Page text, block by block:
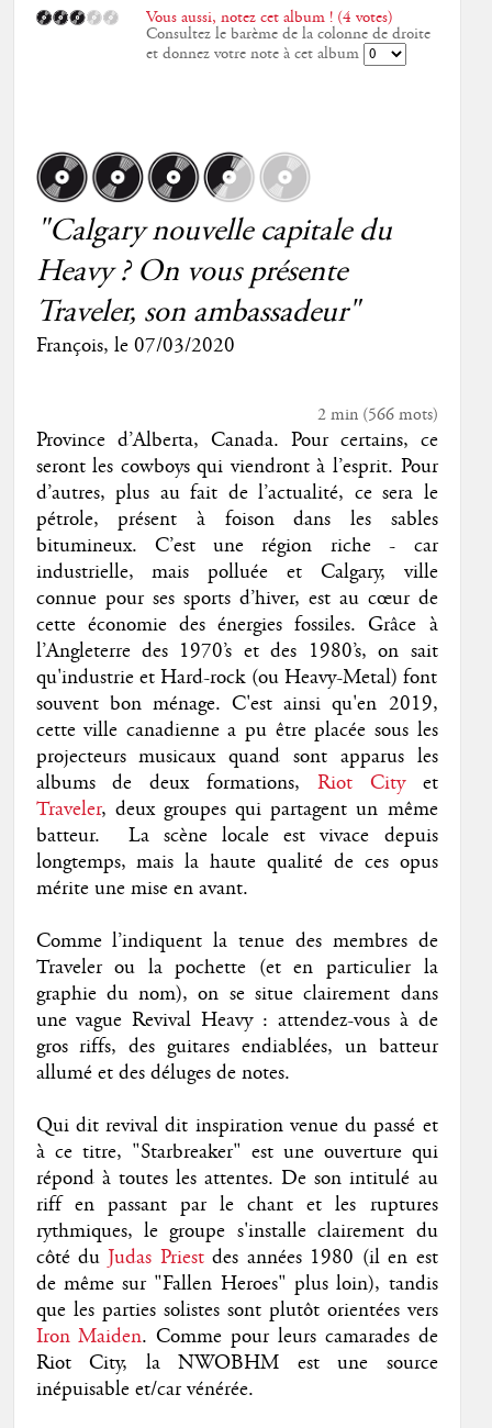
Vous aussi, notez cet album ! (4 votes)
Consultez le barème de la colonne de droite
et donnez votre note à cet album
"Calgary nouvelle capitale du
Heavy ? On vous présente
Traveler, son ambassadeur"
François, le 07/03/2020
2 min(566mots)
Province d’Alberta, Canada. Pour certains, ce
seront les cowboys qui viendront à l’esprit. Pour
d’autres, plus au fait de l’actualité, ce sera le
pétrole, présent à foison dans les sables
bitumineux. C’est une région riche - car
industrielle, mais polluée et Calgary, ville
connue pour ses sports d’hiver, est au cœur de
cette économie des énergies fossiles. Grâce à
l’Angleterre des 1970’s et des 1980’s, on sait
qu'industrie et Hard-rock (ou Heavy-Metal) font
souvent bon ménage. C'est ainsi qu'en 2019,
cette ville canadienne a pu être placée sous les
projecteurs musicaux quand sont apparus les
albums de deux formations, Riot Cityet
Traveler, deux groupes qui partagent un même
batteur. La scène locale est vivace depuis
longtemps, mais la haute qualité de ces opus
mérite une mise en avant.
Comme l’indiquent la tenue des membres de
Traveler ou la pochette (et en particulier la
graphie du nom), on se situe clairement dans
une vague Revival Heavy : attendez-vous à de
gros riffs, des guitares endiablées, un batteur
allumé et des déluges de notes.
Qui dit revival dit inspiration venue du passé et
à ce titre, "Starbreaker" est une ouverture qui
répond à toutes les attentes. De son intitulé au
riff en passant par le chant et les ruptures
rythmiques, le groupe s'installe clairement du
côté duJudas Priestdes années 1980 (il en est
de même sur "Fallen Heroes" plus loin), tandis
que les parties solistes sont plutôt orientées vers
Iron Maiden. Comme pour leurs camarades de
Riot City, la NWOBHM est une source
inépuisable et/car vénérée.